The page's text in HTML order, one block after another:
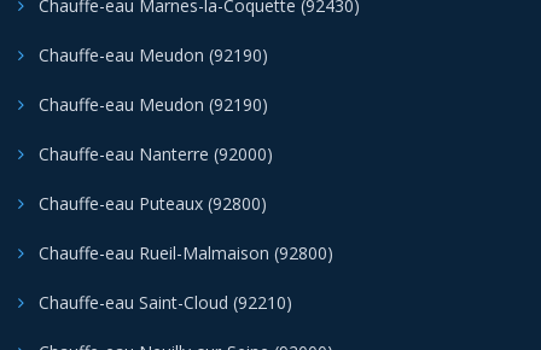
Chauffe-eau Marnes-la-Coquette (92430)
Chauffe-eau Meudon (92190)
Chauffe-eau Meudon (92190)
Chauffe-eau Nanterre (92000)
Chauffe-eau Puteaux (92800)
Chauffe-eau Rueil-Malmaison (92800)
Chauffe-eau Saint-Cloud (92210)